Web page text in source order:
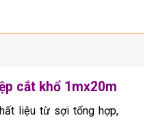
cắt khổ 1mx20m
liệu từ sợi tổng hợp,